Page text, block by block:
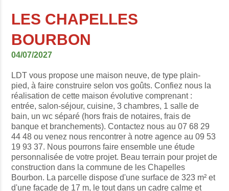
LES CHAPELLES
BOURBON
04/07/2027
LDT vous propose une maison neuve, de type plain-
pied, à faire construire selon vos goûts. Confiez nous la
réalisation de cette maison évolutive comprenant :
entrée, salon-séjour, cuisine, 3 chambres, 1 salle de
bain, un wc séparé (hors frais de notaires, frais de
banque et branchements). Contactez nous au 07 68 29
44 48 ou venez nous rencontrer à notre agence au 09 53
19 93 37. Nous pourrons faire ensemble une étude
personnalisée de votre projet. Beau terrain pour projet de
construction dans la commune de les Chapelles
Bourbon. La parcelle dispose d'une surface de 323 m² et
d'une façade de 17 m, le tout dans un cadre calme et